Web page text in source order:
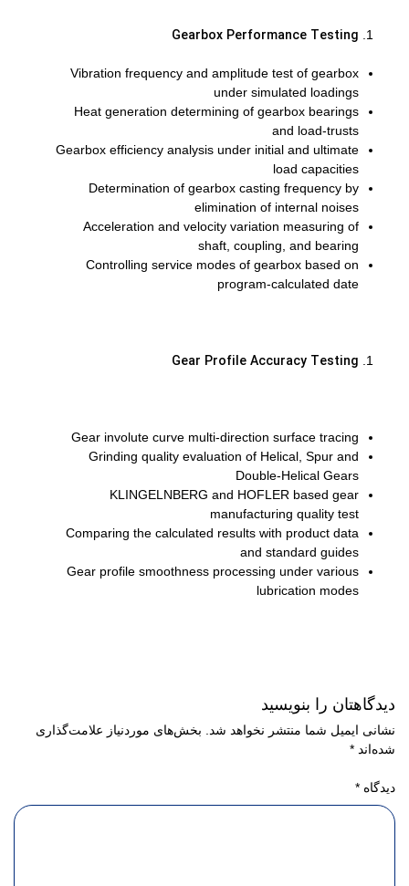
Gearbox Performance Testing
Vibration frequency and amplitude test of gearbox
under simulated loadings
Heat generation determining of gearbox bearings
and load-trusts
Gearbox efficiency analysis under initial and ultimate
load capacities
Determination of gearbox casting frequency by
elimination of internal noises
Acceleration and velocity variation measuring of
shaft, coupling, and bearing
Controlling service modes of gearbox based on
program-calculated date
Gear Profile Accuracy Testing
Gear involute curve multi-direction surface tracing
Grinding quality evaluation of Helical, Spur and
Double-Helical Gears
KLINGELNBERG and HOFLER based gear
manufacturing quality test
Comparing the calculated results with product data
and standard guides
Gear profile smoothness processing under various
lubrication modes
دیدگاهتان را بنویسید
نشانی ایمیل شما منتشر نخواهد شد.
بخش‌های موردنیاز علامت‌گذاری
شده‌اند *
دیدگاه *